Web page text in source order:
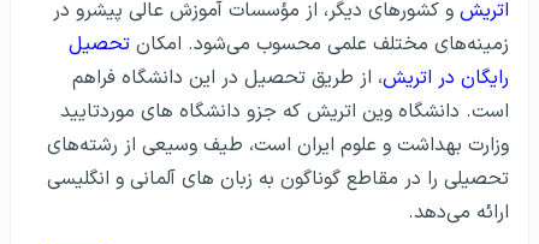
اتریش و کشورهای دیگر، از مؤسسات آموزش عالی پیشرو در
زمینه‌های مختلف علمی محسوب می‌شود. امکان تحصیل
رایگان در اتریش، از طریق تحصیل در این دانشگاه فراهم
است. دانشگاه وین اتریش که جزو دانشگاه های موردتایید
وزارت بهداشت و علوم ایران است، طیف وسیعی از رشته‌های
تحصیلی را در مقاطع گوناگون به زبان های آلمانی و انگلیسی
ارائه می‌دهد.